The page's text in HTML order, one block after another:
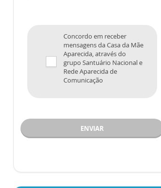
Concordo em receber
mensagens da Casa da Mãe
Aparecida, através do
grupo Santuário Nacional e
Rede Aparecida de
Comunicação
ENVIAR